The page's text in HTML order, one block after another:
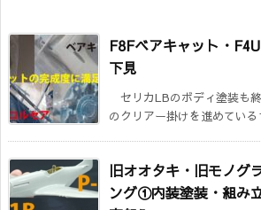
F8Fベアキャット・
下見
セリカLBのボディ塗装も
のクリアー掛けを進めてい
旧オオタキ・旧モノ
ング①内装塗装・組み